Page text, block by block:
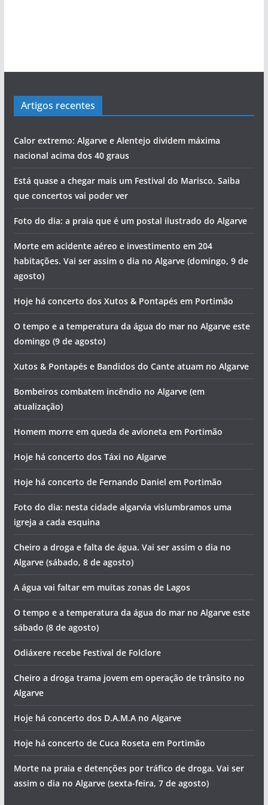
Artigos recentes
Calor extremo: Algarve e Alentejo dividem máxima
nacional acima dos 40 graus
Está quase a chegar mais um Festival do Marisco. Saiba
que concertos vai poder ver
Foto do dia: a praia que é um postal ilustrado do Algarve
Morte em acidente aéreo e investimento em 204
habitações. Vai ser assim o dia no Algarve (domingo, 9 de
agosto)
Hoje há concerto dos Xutos & Pontapés em Portimão
O tempo e a temperatura da água do mar no Algarve este
domingo (9 de agosto)
Xutos & Pontapés e Bandidos do Cante atuam no Algarve
Bombeiros combatem incêndio no Algarve (em
atualização)
Homem morre em queda de avioneta em Portimão
Hoje há concerto dos Táxi no Algarve
Hoje há concerto de Fernando Daniel em Portimão
Foto do dia: nesta cidade algarvia vislumbramos uma
igreja a cada esquina
Cheiro a droga e falta de água. Vai ser assim o dia no
Algarve (sábado, 8 de agosto)
A água vai faltar em muitas zonas de Lagos
O tempo e a temperatura da água do mar no Algarve este
sábado (8 de agosto)
Odiáxere recebe Festival de Folclore
Cheiro a droga trama jovem em operação de trânsito no
Algarve
Hoje há concerto dos D.A.M.A no Algarve
Hoje há concerto de Cuca Roseta em Portimão
Morte na praia e detenções por tráfico de droga. Vai ser
assim o dia no Algarve (sexta-feira, 7 de agosto)